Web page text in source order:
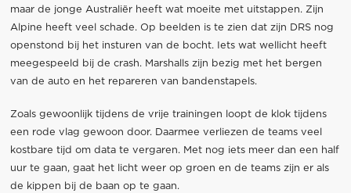
maar de jonge Australiër heeft wat moeite met uitstappen. Zijn
Alpine heeft veel schade. Op beelden is te zien dat zijn DRS nog
openstond bij het insturen van de bocht. Iets wat wellicht heeft
meegespeeld bij de crash. Marshalls zijn bezig met het bergen
van de auto en het repareren van bandenstapels.
Zoals gewoonlijk tijdens de vrije trainingen loopt de klok tijdens
een rode vlag gewoon door. Daarmee verliezen de teams veel
kostbare tijd om data te vergaren. Met nog iets meer dan een half
uur te gaan, gaat het licht weer op groen en de teams zijn er als
de kippen bij de baan op te gaan.